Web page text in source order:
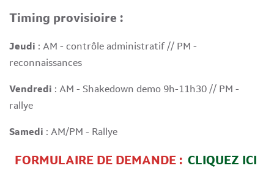
Timing provisioire :
Jeudi : AM - contrôle administratif // PM -
reconnaissances
Vendredi : AM - Shakedown demo 9h-11h30 // PM -
rallye
Samedi : AM/PM - Rallye
FORMULAIRE DE DEMANDE : CLIQUEZ ICI